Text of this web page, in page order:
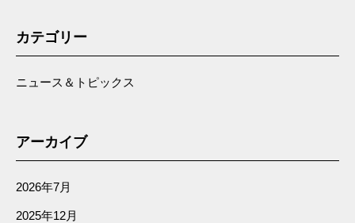
カテゴリー
ニュース＆トピックス
アーカイブ
2026年7月
2025年12月